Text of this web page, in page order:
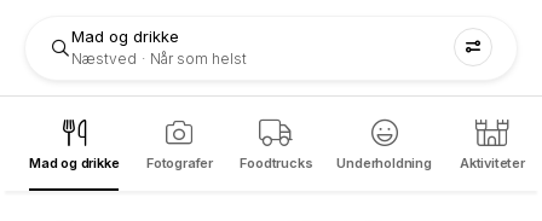
Mad og drikke
Næstved Når som helst
Mad og drikke Fotografer Foodtrucks Underholdning Aktiviteter